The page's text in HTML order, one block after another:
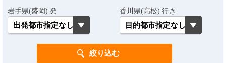
岩手県(盛岡) 発 香川県(高松) 行き